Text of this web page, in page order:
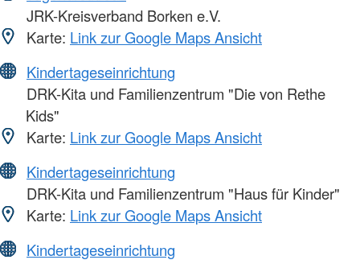
JRK-Kreisverband Borken e.V.
Karte: Link zur Google Maps Ansicht
Kindertageseinrichtung
DRK-Kita und Familienzentrum "Die von Rethe
Kids"
Karte: Link zur Google Maps Ansicht
Kindertageseinrichtung
DRK-Kita und Familienzentrum "Haus für Kinder"
Karte: Link zur Google Maps Ansicht
Kindertageseinrichtung